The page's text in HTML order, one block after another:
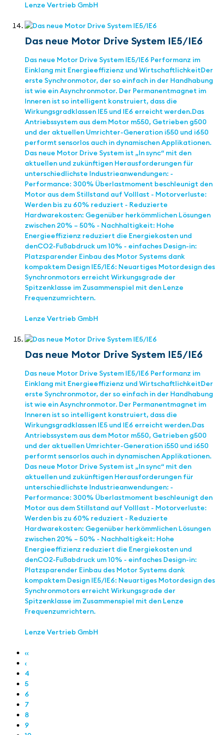
Lenze Vertrieb GmbH
Das neue Motor Drive System IE5/IE6
Das neue Motor Drive System IE5/IE6 Performanz im
Einklang mit Energieeffizienz und Wirtschaftlichkeit ​Der
erste Synchronmotor, der so einfach in der Handhabung
ist wie ein ​Asynchronmotor. Der Permanentmagnet im
Inneren ist so intelligent konstruiert,​ dass die
Wirkungsgradklassen IE5 und IE6 erreicht werden.​ Das
Antriebssystem aus dem Motor m550, Getrieben g500
und der aktuellen Umrichter-Generation i550 und i650
performt sensorlos auch in dynamischen Applikationen. ​
Das neue Motor Drive System ist „In sync“ mit den
aktuellen und zukünftigen Herausforderungen für
unterschiedlichste Industrieanwendungen: -
Performance: 300% Überlastmoment beschleunigt den
Motor aus dem Stillstand auf Volllast - Motorverluste:
Werden bis zu 60% reduziert - Reduzierte
Hardwarekosten: Gegenüber herkömmlichen Lösungen
zwischen 20% – 50% ​ - Nachhaltigkeit: Hohe
Energieeffizienz reduziert die Energiekosten und
denCO2-Fußabdruck um 10% - einfaches Design-in:
Platzsparender Einbau des Motor Systems dank
kompaktem Design IE5/IE6: Neuartiges Motordesign des
Synchronmotors erreicht Wirkungsgrade der
Spitzenklasse im Zusammenspiel mit den Lenze
Frequenzumrichtern.
Lenze Vertrieb GmbH
Das neue Motor Drive System IE5/IE6
Das neue Motor Drive System IE5/IE6 Performanz im
Einklang mit Energieeffizienz und Wirtschaftlichkeit ​Der
erste Synchronmotor, der so einfach in der Handhabung
ist wie ein ​Asynchronmotor. Der Permanentmagnet im
Inneren ist so intelligent konstruiert,​ dass die
Wirkungsgradklassen IE5 und IE6 erreicht werden.​ Das
Antriebssystem aus dem Motor m550, Getrieben g500
und der aktuellen Umrichter-Generation i550 und i650
performt sensorlos auch in dynamischen Applikationen. ​
Das neue Motor Drive System ist „In sync“ mit den
aktuellen und zukünftigen Herausforderungen für
unterschiedlichste Industrieanwendungen: -
Performance: 300% Überlastmoment beschleunigt den
Motor aus dem Stillstand auf Volllast - Motorverluste:
Werden bis zu 60% reduziert - Reduzierte
Hardwarekosten: Gegenüber herkömmlichen Lösungen
zwischen 20% – 50% ​ - Nachhaltigkeit: Hohe
Energieeffizienz reduziert die Energiekosten und
denCO2-Fußabdruck um 10% - einfaches Design-in:
Platzsparender Einbau des Motor Systems dank
kompaktem Design IE5/IE6: Neuartiges Motordesign des
Synchronmotors erreicht Wirkungsgrade der
Spitzenklasse im Zusammenspiel mit den Lenze
Frequenzumrichtern.
Lenze Vertrieb GmbH
‹‹
‹
4
5
6
7
8
9